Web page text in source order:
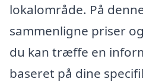
lokalområde. På
sammenligne priser
du kan træffe en
baseret på dine